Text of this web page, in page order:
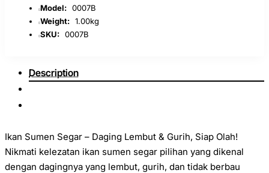
Model: 0007B
Weight: 1.00kg
SKU: 0007B
Description
Ikan Sumen Segar – Daging Lembut & Gurih, Siap Olah!
Nikmati kelezatan ikan sumen segar pilihan yang dikenal
dengan dagingnya yang lembut, gurih, dan tidak berbau